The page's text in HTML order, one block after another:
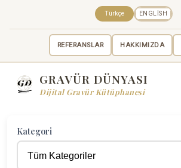
REFERANSLAR HAKKIMIZDA
Türkçe ENGLISH
GRAVÜR DÜNYASI
Dijital Gravür Kütüphanesi
Kategori